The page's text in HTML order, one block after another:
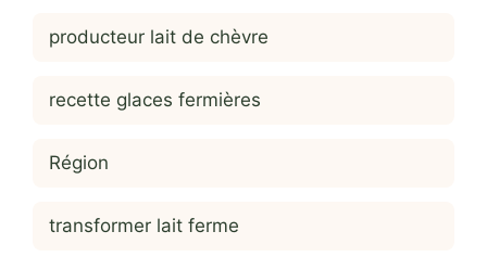
producteur lait de chèvre
recette glaces fermières
Région
transformer lait ferme